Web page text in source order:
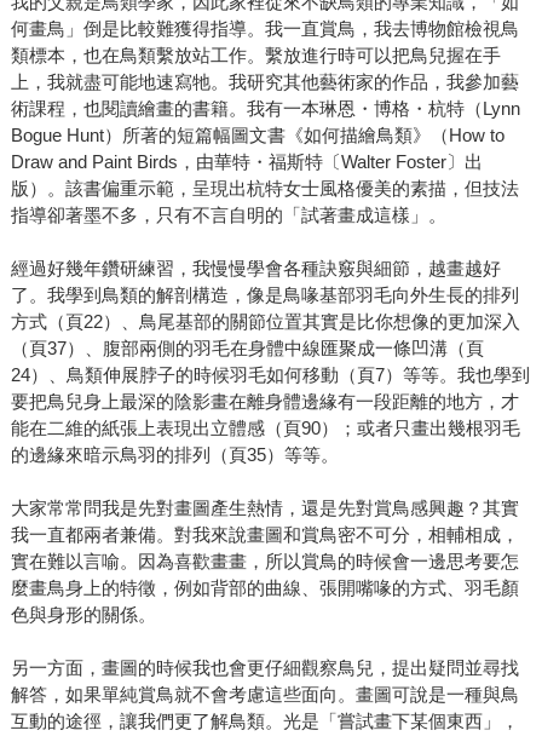
何畫鳥」倒是比較難獲得指導。我一直賞鳥，我去博物館檢視鳥
類標本，也在鳥類繫放站工作。繫放進行時可以把鳥兒握在手
上，我就盡可能地速寫牠。我研究其他藝術家的作品，我參加藝
術課程，也閱讀繪畫的書籍。我有一本琳恩・博格・杭特（Lynn
Bogue Hunt）所著的短篇幅圖文書《如何描繪鳥類》（How to
Draw and Paint Birds，由華特・福斯特〔Walter Foster〕出
版）。該書偏重示範，呈現出杭特女士風格優美的素描，但技法
指導卻著墨不多，只有不言自明的「試著畫成這樣」。
經過好幾年鑽研練習，我慢慢學會各種訣竅與細節，越畫越好
了。我學到鳥類的解剖構造，像是鳥喙基部羽毛向外生長的排列
方式（頁22）、鳥尾基部的關節位置其實是比你想像的更加深入
（頁37）、腹部兩側的羽毛在身體中線匯聚成一條凹溝（頁
24）、鳥類伸展脖子的時候羽毛如何移動（頁7）等等。我也學到
要把鳥兒身上最深的陰影畫在離身體邊緣有一段距離的地方，才
能在二維的紙張上表現出立體感（頁90）；或者只畫出幾根羽毛
的邊緣來暗示鳥羽的排列（頁35）等等。
大家常常問我是先對畫圖產生熱情，還是先對賞鳥感興趣？其實
我一直都兩者兼備。對我來說畫圖和賞鳥密不可分，相輔相成，
實在難以言喻。因為喜歡畫畫，所以賞鳥的時候會一邊思考要怎
麼畫鳥身上的特徵，例如背部的曲線、張開嘴喙的方式、羽毛顏
色與身形的關係。
另一方面，畫圖的時候我也會更仔細觀察鳥兒，提出疑問並尋找
解答，如果單純賞鳥就不會考慮這些面向。畫圖可說是一種與鳥
互動的途徑，讓我們更了解鳥類。光是「嘗試畫下某個東西」，